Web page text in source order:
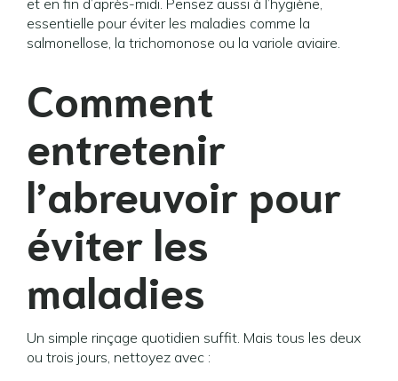
et en fin d’après-midi. Pensez aussi à l’hygiène,
essentielle pour éviter les maladies comme la
salmonellose, la trichomonose ou la variole aviaire.
Comment
entretenir
l’abreuvoir pour
éviter les
maladies
Un simple rinçage quotidien suffit. Mais tous les deux
ou trois jours, nettoyez avec :